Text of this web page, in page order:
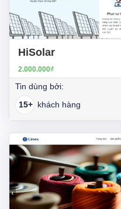
HiSolar
2.000.000₫
Tin dùng bởi:
15+ khách hàng